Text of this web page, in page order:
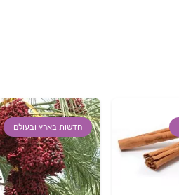
חדשות בארץ ובעולם